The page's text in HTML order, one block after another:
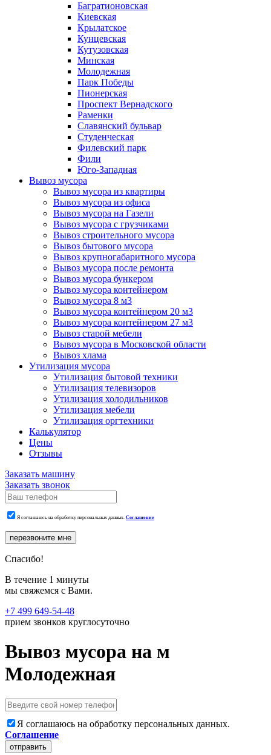
Багратионовская
Киевская
Крылатское
Кунцевская
Кутузовская
Минская
Молодежная
Парк Победы
Пионерская
Проспект Вернадского
Раменки
Славянский бульвар
Студенческая
Филевский парк
Фили
Юго-Западная
Вывоз мусора
Вывоз мусора из квартиры
Вывоз мусора из офиса
Вывоз мусора на Газели
Вывоз мусора с грузчиками
Вывоз строительного мусора
Вывоз бытового мусора
Вывоз крупногабаритного мусора
Вывоз мусора после ремонта
Вывоз мусора бункером
Вывоз мусора контейнером
Вывоз мусора 8 м3
Вывоз мусора контейнером 20 м3
Вывоз мусора контейнером 27 м3
Вывоз старой мебели
Вывоз мусора в Московской области
Вывоз хлама
Утилизация мусора
Утилизация бытовой техники
Утилизация телевизоров
Утилизация холодильников
Утилизация мебели
Утилизация оргтехники
Калькулятор
Цены
Отзывы
Заказать машину
Заказать звонок
Я соглашаюсь на обработку персональных данных. Соглашение
перезвоните мне
Спасибо!
В течение 1 минуты
мы свяжемся с Вами.
+7 499 649-54-48
прием звонков круглосуточно
Вывоз мусора на м
Молодежная
Я соглашаюсь на обработку персональных данных.
Соглашение
отправить